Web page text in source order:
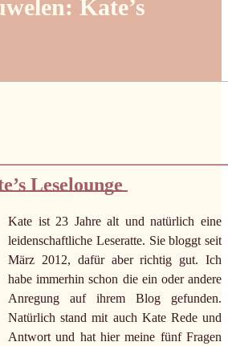
Kate’s
Leselounge
Kate ist 23 Jahre alt und natürlich eine
leidenschaftliche Leseratte. Sie bloggt seit
März 2012, dafür aber richtig gut. Ich
habe immerhin schon die ein oder andere
Anregung auf ihrem Blog gefunden.
Natürlich stand mit auch Kate Rede und
Antwort und hat hier meine fünf Fragen